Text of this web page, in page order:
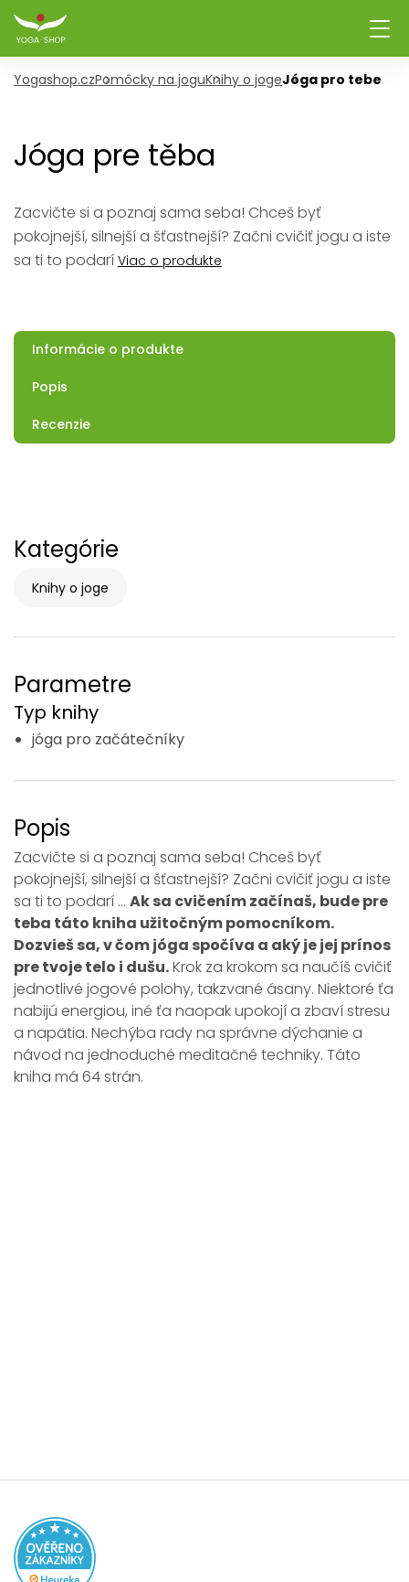
Yogashop.czPomôcky na joguKnihy o jogeJóga pro tebe
Jóga pre těba
Zacvičte si a poznaj sama seba! Chceš byť
pokojnejší, silnejší a šťastnejší? Začni cvičiť jogu a iste
sa ti to podarí Viac o produkte
Informácie o produkte
Popis
Recenzie
Kategórie
Knihy o joge
Parametre
Typ knihy
jóga pro začátečníky
Popis
Zacvičte si a poznaj sama seba! Chceš byť
pokojnejší, silnejší a šťastnejší? Začni cvičiť jogu a iste
sa ti to podarí ... Ak sa cvičením začínaš, bude pre
teba táto kniha užitočným pomocníkom.
Dozvieš sa, v čom jóga spočíva a aký je jej prínos
pre tvoje telo i dušu.Krok za krokom sa naučíš cvičiť
jednotlivé jogové polohy, takzvané ásany. Niektoré ťa
nabijú energiou, iné ťa naopak upokojí a zbaví stresu
a napätia. Nechýba rady na správne dýchanie a
návod na jednoduché meditačné techniky. Táto
kniha má 64 strán.